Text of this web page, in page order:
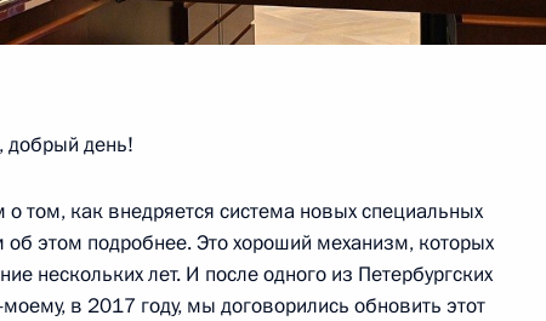
добрый день!
том, как внедряется система новых специальных
об этом подробнее. Это хороший механизм, которых
нескольких лет. И после одного из Петербургских
в 2017 году, мы договорились обновить этот